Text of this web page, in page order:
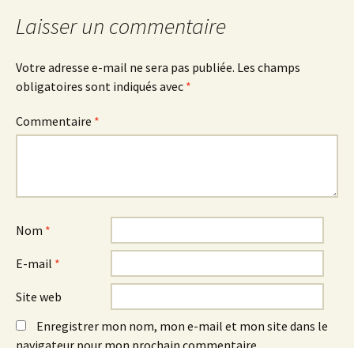
Laisser un commentaire
Votre adresse e-mail ne sera pas publiée. Les champs
obligatoires sont indiqués avec *
Commentaire *
Nom *
E-mail *
Site web
Enregistrer mon nom, mon e-mail et mon site dans le